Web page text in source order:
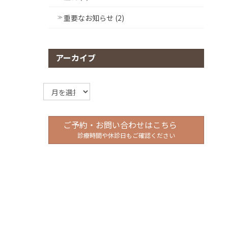
重要なお知らせ (2)
アーカイブ
ア
ー
イ
ご予約・お問い合わせはこちら
診療時間や休診日もご確認ください